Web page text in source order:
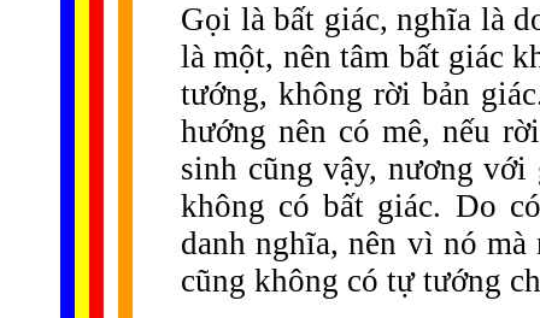
Gọi là bất giác, nghĩa là
là một, nên tâm bất giác
tướng, không rời bản
hướng nên có mê, nếu
sinh cũng vậy, nương
không có bất giác. Do
danh nghĩa, nên vì nó
cũng không có tự tướng